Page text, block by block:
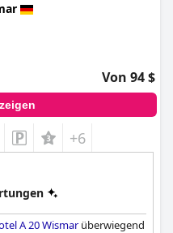
Von 94 $
+6
A 20 Wismarüberwiegend